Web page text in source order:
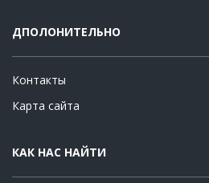
ДПОЛОНИТЕЛЬНО
Контакты
Карта сайта
КАК НАС НАЙТИ